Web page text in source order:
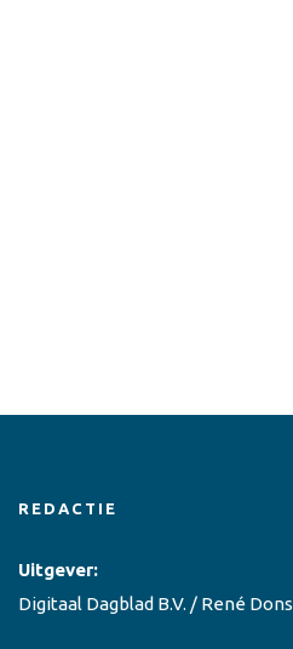
REDACTIE
Uitgever:
Digitaal Dagblad B.V. / René Dons